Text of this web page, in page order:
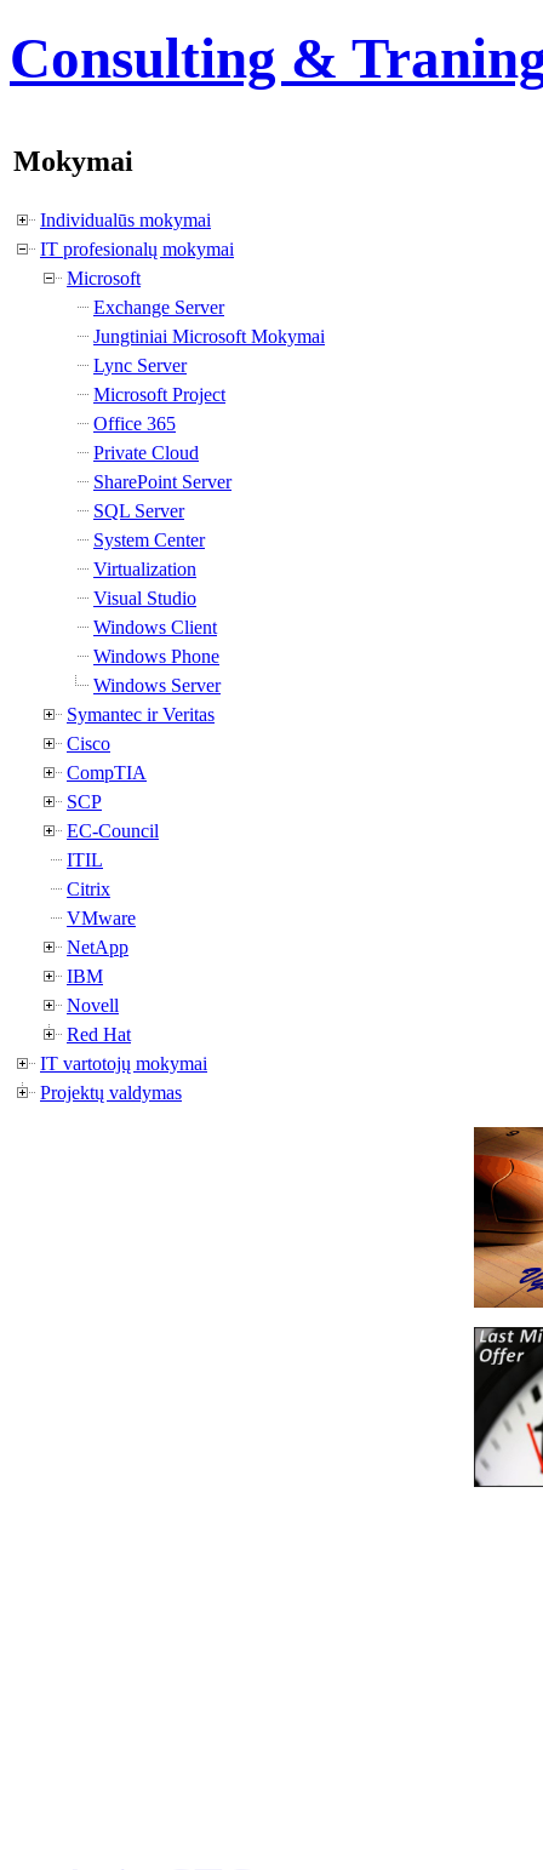
Consulting &
Mokymai
Individualūs mokymai
IT profesionalų mokymai
Microsoft
Exchange Server
Jungtiniai Microsoft Mokymai
Lync Server
Microsoft Project
Office 365
Private Cloud
SharePoint Server
SQL Server
System Center
Virtualization
Visual Studio
Windows Client
Windows Phone
Windows Server
Symantec ir Veritas
Cisco
CompTIA
SCP
EC-Council
ITIL
Citrix
VMware
NetApp
IBM
Novell
Red Hat
IT vartotojų mokymai
Projektų valdymas